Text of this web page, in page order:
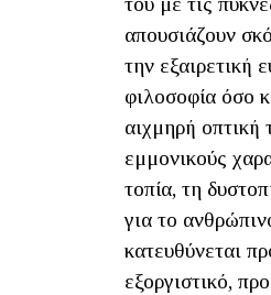
απουσιάζουν
την εξαιρετική
φιλοσοφία όσο
αιχμηρή
εμμονικούς
τοπία, τη
για το
κατευθύνεται
εξοργιστικό,